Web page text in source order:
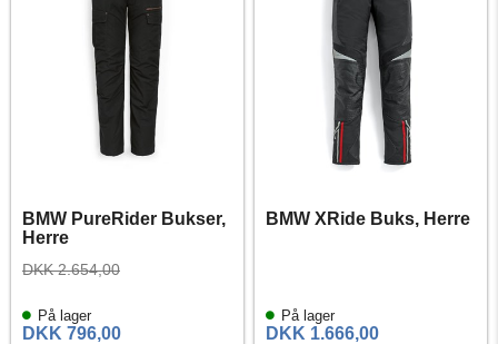
BMW PureRider Bukser,
Herre
På lager
DKK 2.654,00
DKK 796,00
BMW XRide Buks, Herre
På lager
DKK 1.666,00